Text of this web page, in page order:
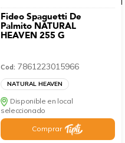
Fideo Spaguetti De
Palmito NATURAL
HEAVEN 255 G
Cod: 7861223015966
NATURAL HEAVEN
Disponible en local
seleccionado
Comprar